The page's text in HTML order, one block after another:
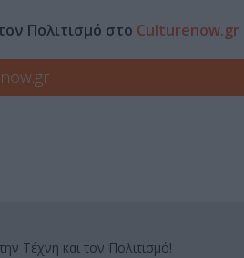
Πολιτισμό στο Culturenow.gr
Τέχνη και τον Πολιτισμό!